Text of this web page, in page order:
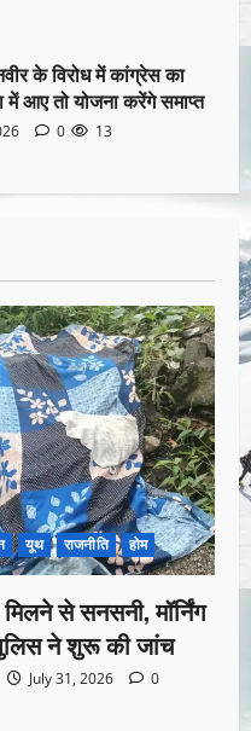
के विरोध में कांग्रेस का
में आए तो योजना करेंगे समाप्त
0 13
यूथ राजनीति होम
से सनसनी, मॉर्निंग
ने शुरू की जांच
July 31, 2026
0